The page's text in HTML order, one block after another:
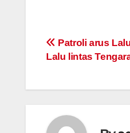
Post
navigation
Patroli arus
Lalu lintas